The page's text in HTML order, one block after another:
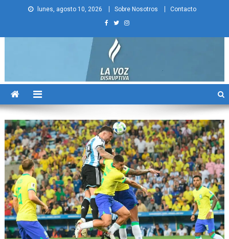
lunes, agosto 10, 2026 Sobre Nosotros Contacto
La Voz Disruptiva